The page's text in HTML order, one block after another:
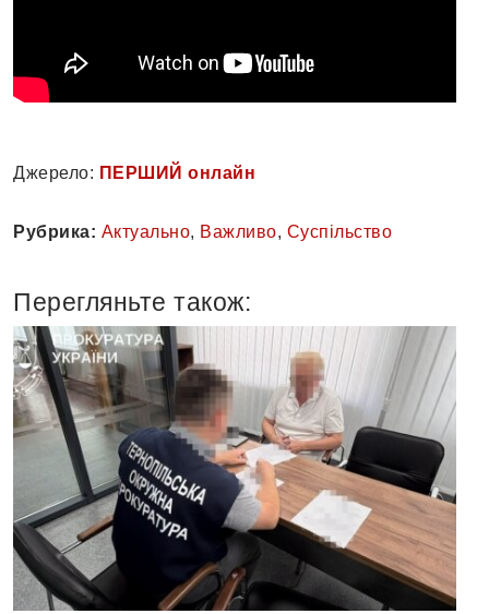
Джерело: ПЕРШИЙ онлайн
Рубрика: Актуально, Важливо, Суспільство
Перегляньте також: